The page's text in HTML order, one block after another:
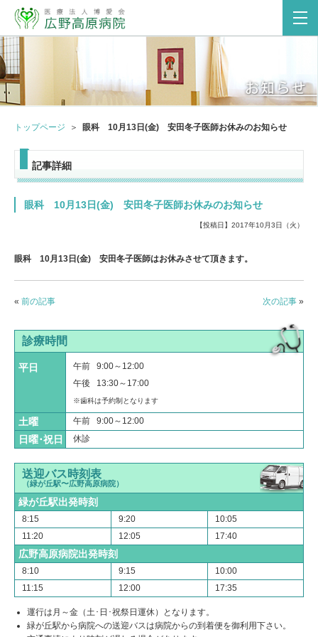
診療時間
平日
午前 9:00～12:00
午後 13:30～17:00
※歯科は予約制となります
土曜 午前 9:00～12:00
日曜･祝日 休診
送迎バス時刻表
（緑が丘駅〜広野高原病院）
緑が丘駅出発時刻
8:15 9:20
10:05
11:20
12:05 17:40
広野高原病院出発時刻
8:10 9:15
10:00
11:15
12:00 17:35
運行は月～金（土･日･祝祭日運休）となります。
緑が丘駅から病院への送迎バスは病院からの到着便を御利用下さい。
トップページ 眼科 10月13日(金) 安田冬子医師お休みのお知らせ
記事詳細
眼科 10月13日(金) 安田冬子医師お休みのお知らせ
【投稿日】2017年10月3日（火）
眼科 10月13日(金) 安田冬子医師はお休みさせて頂きます。
« 前の記事 次の記事 »